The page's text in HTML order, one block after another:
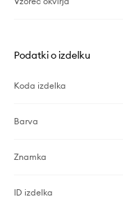
Podatki o izdelku
Koda izdelka
Barva
Znamka
ID izdelka